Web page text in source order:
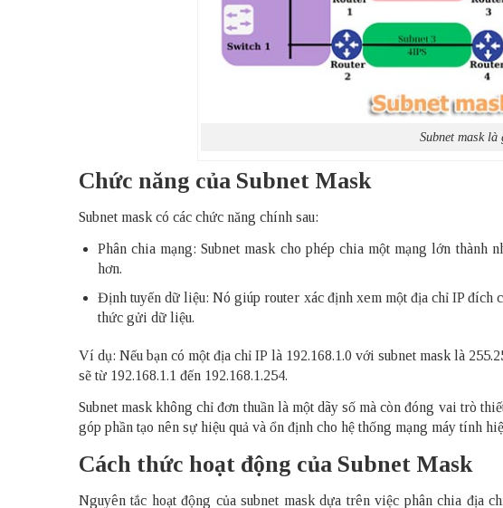
Subnet mask là
Chức năng của Subnet Mask
Subnet mask có các chức năng chính sau:
Phân chia mạng: Subnet mask cho phép chia một mạng lớn thành
hơn.
Định tuyến dữ liệu: Nó giúp router xác định xem một địa chỉ IP đích
thức gửi dữ liệu.
Ví dụ: Nếu bạn có một địa chỉ IP là 192.168.1.0 với subnet mask là
sẽ từ 192.168.1.1 đến 192.168.1.254.
Subnet mask không chỉ đơn thuần là một dãy số mà còn đóng vai trò
góp phần tạo nên sự hiệu quả và ổn định cho hệ thống mạng máy tính
Cách thức hoạt động của Subnet Mask
Nguyên tắc hoạt động của subnet mask dựa trên việc phân chia địa